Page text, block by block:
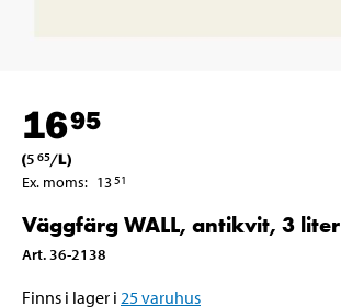
1695
(5 65/L)
Ex. moms: 1351
Väggfärg WALL, antikvit, 3 liter
Art. 36-2138
Finns i lager i 25varuhus